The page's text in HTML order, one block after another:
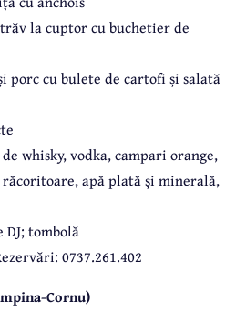
la cuptor cu buchetier de
cu bulete de cartofi și salată
whisky, vodka, campari orange,
apă plată și minerală,
tombolă
0737.261.402
Cornu)